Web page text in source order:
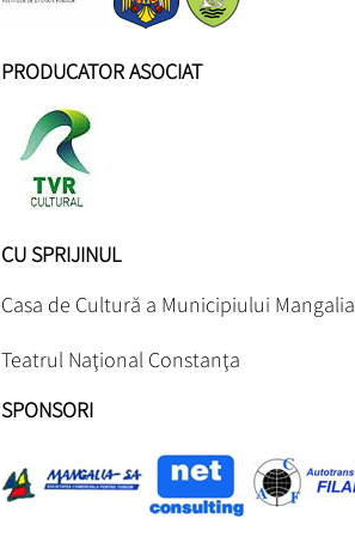
PRODUCATOR ASOCIAT
CU SPRIJINUL
Casa de Cultură a Municipiului Mangalia
Teatrul Naţional Constanţa
SPONSORI